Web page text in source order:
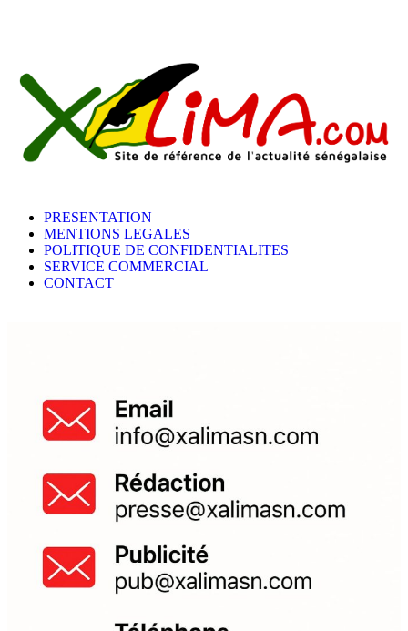
PRESENTATION
MENTIONS LEGALES
POLITIQUE DE CONFIDENTIALITES
SERVICE COMMERCIAL
CONTACT